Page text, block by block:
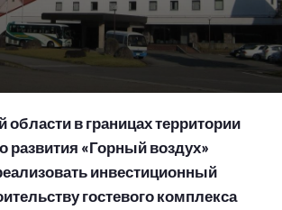
области в границах территории
развития «Горный воздух»
инвестиционный
гостевого комплекса